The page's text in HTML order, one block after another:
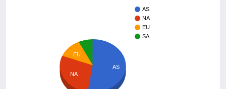
AS
NA
EU
SA
EU
NA
AS